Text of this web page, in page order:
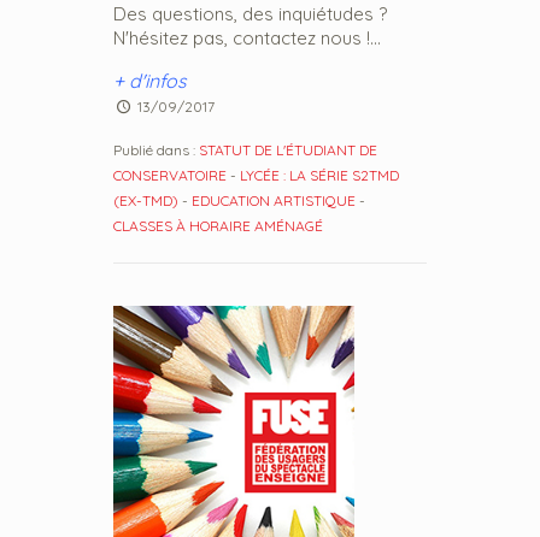
Des questions, des inquiétudes ?
N'hésitez pas, contactez nous !...
+ d'infos
13/09/2017
Publié dans : STATUT DE L'ÉTUDIANT DE
CONSERVATOIRE - LYCÉE : LA SÉRIE S2TMD
(EX-TMD) - EDUCATION ARTISTIQUE -
CLASSES À HORAIRE AMÉNAGÉ